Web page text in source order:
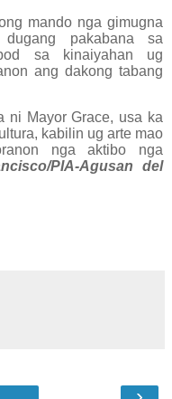
mando nga gimugna
pakabana sa
sa kinaiyahan ug
ang dakong tabang
ni Mayor Grace, usa ka
kabilin ug arte mao
nga aktibo nga
PIA-Agusan del